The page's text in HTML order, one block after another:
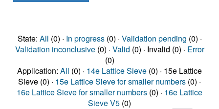
State: All (0) · In progress(0) · Validation pending (0) ·
Validation inconclusive(0) · Valid (0) · Invalid (0) · Error
(0)
Application: All (0) · 14e Lattice Sieve (0) · 15e Lattice
Sieve (0) · 15e Lattice Sieve for smaller numbers (0) ·
16e Lattice Sieve for smaller numbers (0) · 16e Lattice
Sieve V5 (0)